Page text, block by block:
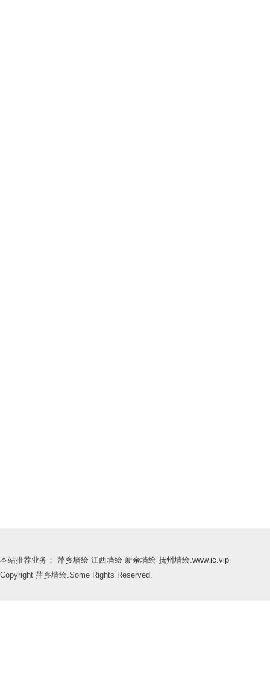
本站推荐业务： 萍乡墙绘 江西墙绘 新余墙绘 抚州墙绘.www.ic.vip
Copyright 萍乡墙绘.Some Rights Reserved.